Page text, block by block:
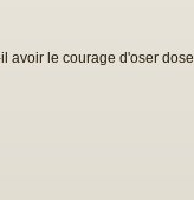
avoir le courage d'oser